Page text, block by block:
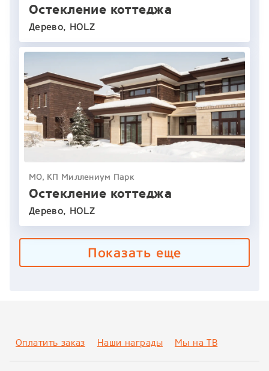
Остекление коттеджа
Дерево, HOLZ
МО, КП Миллениум Парк
Остекление коттеджа
Дерево, HOLZ
Показать еще
Оплатить заказ Наши награды Мы на ТВ